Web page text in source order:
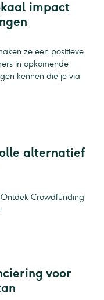
impact
ze een positieve
in opkomende
kennen die je via
alternatief
Crowdfunding
voor